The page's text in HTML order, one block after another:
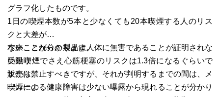
グラフ化したものです。
1日の喫煙本数が5本と少なくても20本喫煙する人のリス
クと大差が
ないことが分かります。
受動喫煙でさえ心筋梗塞のリスクは1.3倍になるぐらいで
すから、
喫煙による健康障害は少ない曝露から現れることが分かり
本来、これらの製品は人体に無害であることが証明されな
い限り
販売は禁止すべきですが、それが判明するまでの間は、メ
ーカーの